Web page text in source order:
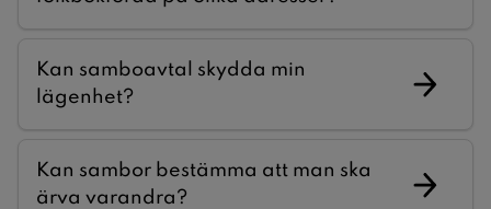
Kan samboavtal skydda min
lägenhet?
Kan sambor bestämma att man ska
ärva varandra?